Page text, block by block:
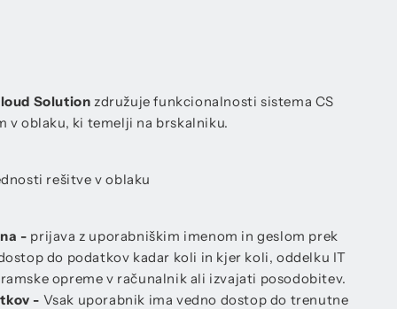
Solution združuje funkcionalnosti sistema CS
v oblaku, ki temelji na brskalniku.
rešitve v oblaku
- prijava z uporabniškim imenom in geslom prek
do podatkov kadar koli in kjer koli, oddelku IT
opreme v računalnik ali izvajati posodobitev.
- Vsak uporabnik ima vedno dostop do trenutne